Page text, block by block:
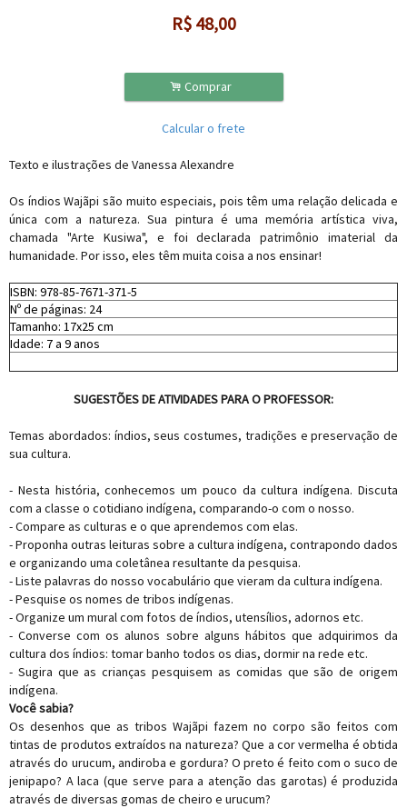
R$ 48,00
. Comprar
Calcular o frete
Texto e ilustrações de Vanessa Alexandre
Os índios Wajãpi são muito especiais, pois têm uma relação delicada e
única com a natureza. Sua pintura é uma memória artística viva,
chamada "Arte Kusiwa", e foi declarada patrimônio imaterial da
humanidade. Por isso, eles têm muita coisa a nos ensinar!
ISBN: 978-85-7671-371-5
Nº de páginas: 24
Tamanho: 17x25 cm
Idade: 7 a 9 anos
SUGESTÕES DE ATIVIDADES PARA O PROFESSOR:
Temas abordados: índios, seus costumes, tradições e preservação de
sua cultura.
- Nesta história, conhecemos um pouco da cultura indígena. Discuta
com a classe o cotidiano indígena, comparando-o com o nosso.
- Compare as culturas e o que aprendemos com elas.
- Proponha outras leituras sobre a cultura indígena, contrapondo dados
e organizando uma coletânea resultante da pesquisa.
- Liste palavras do nosso vocabulário que vieram da cultura indígena.
- Pesquise os nomes de tribos indígenas.
- Organize um mural com fotos de índios, utensílios, adornos etc.
- Converse com os alunos sobre alguns hábitos que adquirimos da
cultura dos índios: tomar banho todos os dias, dormir na rede etc.
- Sugira que as crianças pesquisem as comidas que são de origem
indígena.
Você sabia?
Os desenhos que as tribos Wajãpi fazem no corpo são feitos com
tintas de produtos extraídos na natureza? Que a cor vermelha é obtida
através do urucum, andiroba e gordura? O preto é feito com o suco de
jenipapo? A laca (que serve para a atenção das garotas) é produzida
através de diversas gomas de cheiro e urucum?